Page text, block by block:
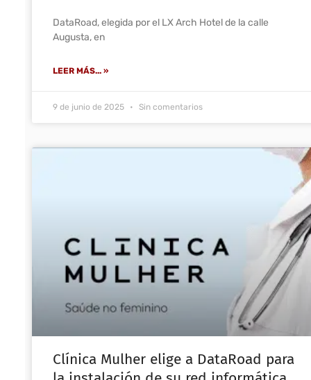
DataRoad, elegida por el LX Arch Hotel de la calle
Augusta, en
LEER MÁS... »
9 de junio de 2025 Sin comentarios
Clínica Mulher elige a DataRoad para